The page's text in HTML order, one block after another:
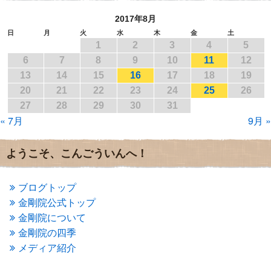
2017年5月
2017年3月(1)
2017年2月(1)
2017年1月(2)
2016年12月(4)
2016年11月(3)
2016年10月
2016年8月
2016年7月
(3)
2016年5月(3)
2016年4月
(4)
2016年3月 (4)
2016年2月 (5)
2016年1月(3)
2015年12月(6)
2017年8月
日 月 火 水 木 金 土
1 2 3 4
5
6
7 8 9 10 11
12
13
14 15 16 17 18
19
20
21 22 23 24 25
26
27
28 29 30 31
« 7月 9月 »
ようこそ、こんごういんへ！
ブログトップ
金剛院公式トップ
金剛院について
金剛院の四季
メディア紹介